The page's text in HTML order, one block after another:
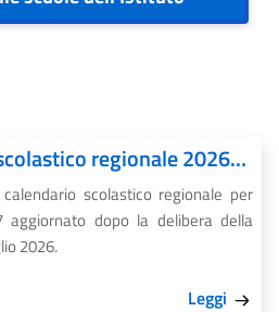
585bis. Calendario scolastico regionale 2026/27 – AGGIORNAMENTO
scolastico regionale per
aggiornato dopo la delibera della
2026.
Leggi